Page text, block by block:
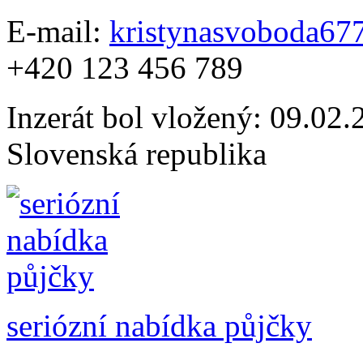
E-mail:
+420 123 456 789
Inzerát bol vložený:
Slovenská republika
seriózní nabídka půjčky